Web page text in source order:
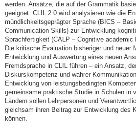
werden. Ansätze, die auf der Grammatik
geeignet. CLIL 2.0 wird analysieren wie die
mündlichkeitsgeprägter Sprache (BICS –
Communication Skills) zur Entwicklung
Sprachfertigkeit (CALP – Cognitive academic
Die kritische Evaluation bisheriger und neuer
Entwicklung und Auswertung eines neuen
Fremdsprache in CLIL führen – ein Ansatz,
Diskurskompetenz und wahrer
Entwicklung von leistungsbedingten
gemeinsame praktische Studie in Schulen in
Ländern sollen Lehrpersonen und
gleichsam ihren Beitrag zur Entwicklung des
können.